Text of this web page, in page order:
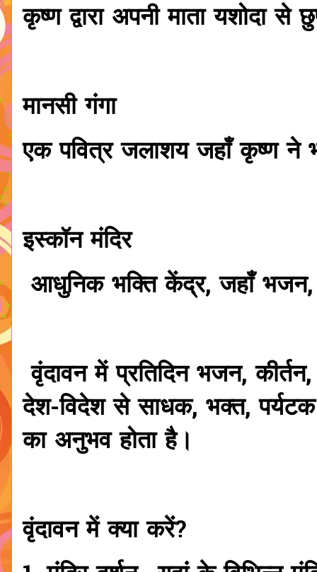
कृष्ण द्वारा अपनी माता
मानसी गंगा
एक पवित्र जलाशय जहाँ कृष्ण ने
इस्कॉन मंदिर
आधुनिक भक्ति केंद्र, जहाँ
वृंदावन में प्रतिदिन भजन,
देश-विदेश से साधक, भक्त,
का अनुभव होता है।
वृंदावन में क्या करें?